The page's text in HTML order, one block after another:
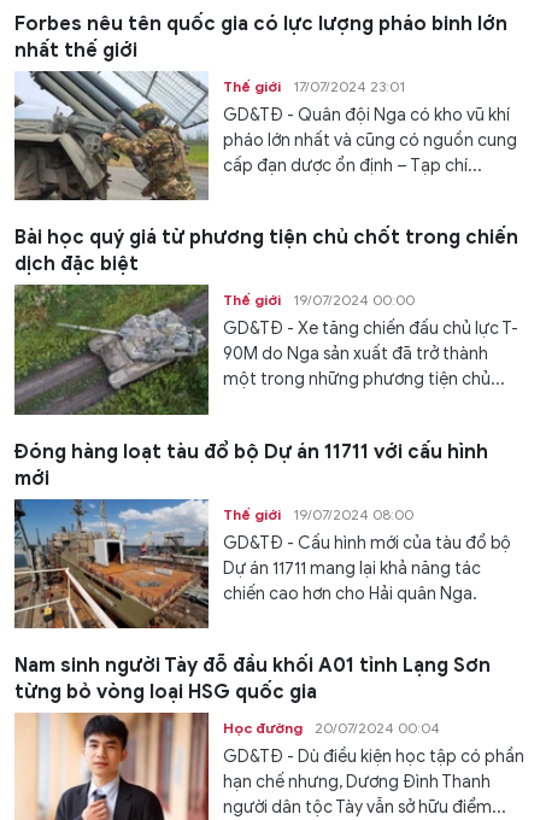
Forbes nêu tên quốc gia có lực lượng pháo binh lớn
nhất thế giới
Thế giới 17/07/2024 23:01
GD&TĐ - Quân đội Nga có kho vũ khí
pháo lớn nhất và cũng có nguồn cung
cấp đạn dược ổn định – Tạp chí...
Bài học quý giá từ phương tiện chủ chốt trong chiến
dịch đặc biệt
Thế giới 19/07/2024 00:00
GD&TĐ - Xe tăng chiến đấu chủ lực T-
90M do Nga sản xuất đã trở thành
một trong những phương tiện chủ...
Đóng hàng loạt tàu đổ bộ Dự án 11711 với cấu hình
mới
Thế giới 19/07/2024 08:00
GD&TĐ - Cấu hình mới của tàu đổ bộ
Dự án 11711 mang lại khả năng tác
chiến cao hơn cho Hải quân Nga.
Nam sinh người Tày đỗ đầu khối A01 tỉnh Lạng Sơn
từng bỏ vòng loại HSG quốc gia
Học đường 20/07/2024 00:04
GD&TĐ - Dù điều kiện học tập có phần
hạn chế nhưng, Dương Đình Thanh
người dân tộc Tày vẫn sở hữu điểm...